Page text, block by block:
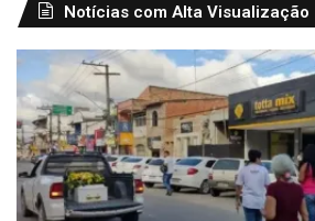
Notícias com Alta Visualização